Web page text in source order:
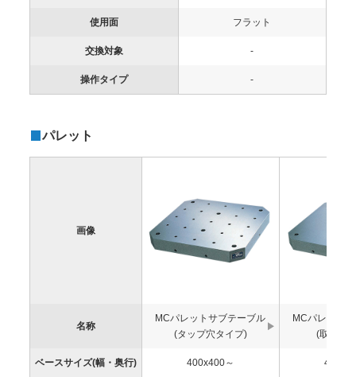
使用面 フラット
交換対象 -
操作タイプ -
パレット
画像
名称
MCパレットサブテーブル
(タップ穴タイプ)
MCパレット
(取付穴
ベースサイズ(幅・奥行) 400x400～